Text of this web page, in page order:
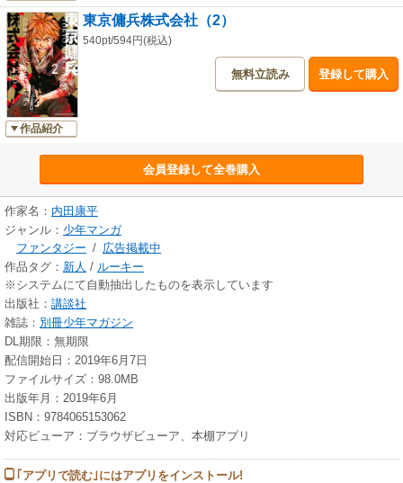
作品紹介
東京傭兵株式会社（2）
540pt/594円(税込)
無料立読み 登録して購入
会員登録して全巻購入
作家名： 内田康平
ジャンル： 少年マンガ
ファンタジー / 広告掲載中
作品タグ： 新人 / ルーキー
※システムにて自動抽出したものを表示しています
出版社： 講談社
雑誌： 別冊少年マガジン
DL期限：無期限
配信開始日：2019年6月7日
ファイルサイズ：98.0MB
出版年月：2019年6月
ISBN：9784065153062
対応ビューア：ブラウザビューア、本棚アプリ
｢アプリで読む｣にはアプリをインストール!